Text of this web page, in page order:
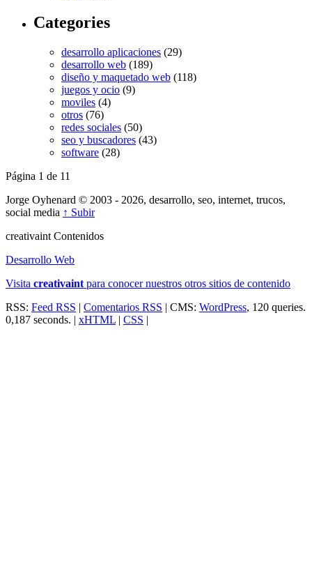
Categories
desarrollo aplicaciones (29)
desarrollo web (189)
diseño y maquetado web (118)
juegos y ocio (9)
moviles (4)
otros (76)
redes sociales (50)
seo y buscadores (43)
software (28)
Página 1 de 11
Jorge Oyhenard © 2003 - 2026, desarrollo, seo, internet, trucos,
social media ↑ Subir
creativaint Contenidos
Desarrollo Web
Visita creativaint para conocer nuestros otros sitios de contenido
RSS: Feed RSS | Comentarios RSS | CMS: WordPress, 120 queries.
0,187 seconds. | xHTML | CSS |